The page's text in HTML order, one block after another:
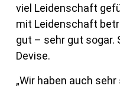
viel Leidenschaft
mit Leidenschaft
gut – sehr gut sogar.
Devise.
„Wir haben auch